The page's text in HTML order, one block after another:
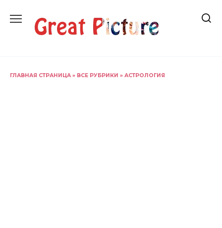
содержанию
ГЛАВНАЯ СТРАНИЦА » ВСЕ РУБРИКИ » АСТРОЛОГИЯ